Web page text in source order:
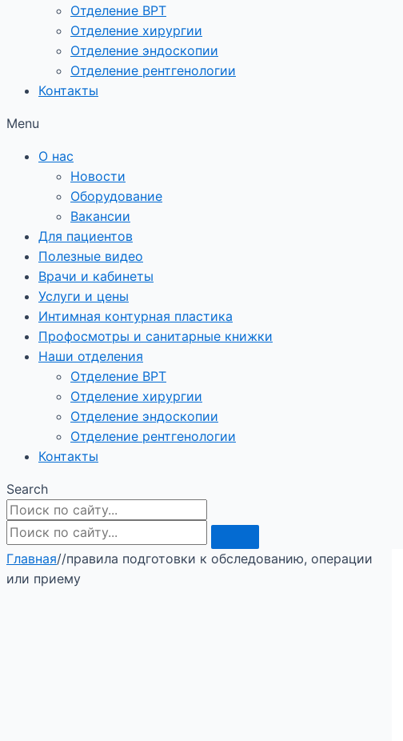
Отделение ВРТ
Отделение хирургии
Отделение эндоскопии
Отделение рентгенологии
Контакты
Menu
О нас
Новости
Оборудование
Вакансии
Для пациентов
Полезные видео
Врачи и кабинеты
Услуги и цены
Интимная контурная пластика
Профосмотры и санитарные книжки
Наши отделения
Отделение ВРТ
Отделение хирургии
Отделение эндоскопии
Отделение рентгенологии
Контакты
Search
Главная//правила подготовки к обследованию, операции
или приему